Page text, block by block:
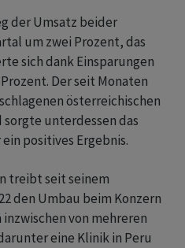
der Umsatz beider
um zwei Prozent, das
sich dank Einsparungen
Der seit Monaten
österreichischen
unterdessen das
positives Ergebnis.
treibt seit seinem
den Umbau beim Konzern
inzwischen von mehreren
eine Klinik in Peru